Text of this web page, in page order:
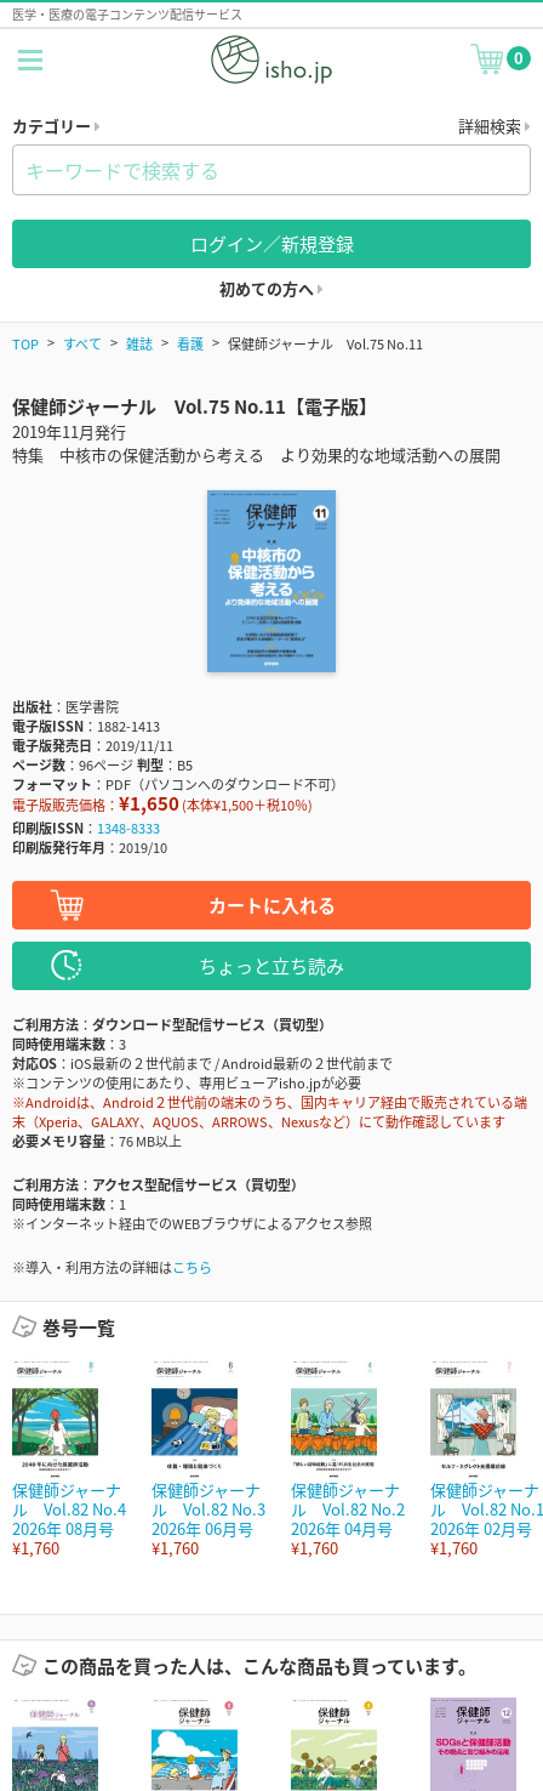
医学・医療の電子コンテンツ配信サービス
0
カテゴリー 詳細検索
ログイン／新規登録
初めての方へ
TOP すべて 雑誌 看護 保健師ジャーナル Vol.75 No.11
保健師ジャーナル Vol.75 No.11【電子版】
2019年11月発行
特集 中核市の保健活動から考える より効果的な地域活動への展開
出版社
医学書院
電子版ISSN
1882-1413
電子版発売日
2019/11/11
ページ数
96ページ判型
B5
フォーマット
PDF（パソコンへのダウンロード不可）
電子版販売価格： ¥1,650(本体¥1,500＋税10％)
印刷版ISSN
1348-8333
印刷版発行年月
2019/10
カートに入れる
ちょっと立ち読み
ご利用方法
ダウンロード型配信サービス（買切型）
同時使用端末数
3
対応OS
iOS最新の２世代前まで / Android最新の２世代前まで
※コンテンツの使用にあたり、専用ビューアisho.jpが必要
※Androidは、Android２世代前の端末のうち、国内キャリア経由で販売されている端
末（Xperia、GALAXY、AQUOS、ARROWS、Nexusなど）にて動作確認しています
必要メモリ容量
76 MB以上
ご利用方法
アクセス型配信サービス（買切型）
同時使用端末数
1
※インターネット経由でのWEBブラウザによるアクセス参照
※導入・利用方法の詳細はこちら
巻号一覧
保健師ジャーナ
ル Vol.82 No.4
2026年 08月号
¥1,760
保健師ジャーナ
ル Vol.82 No.3
2026年 06月号
¥1,760
保健師ジャーナ
ル Vol.82 No.2
2026年 04月号
¥1,760
保健師ジャーナ
ル Vol.82 No.1
2026年 02月号
¥1,760
この商品を買った人は、こんな商品も買っています。